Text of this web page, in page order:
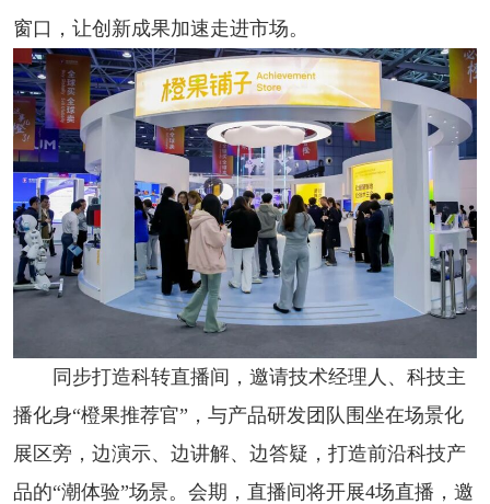
窗口，让创新成果加速走进市场。
同步打造科转直播间，邀请技术经理人、科技主
播化身“橙果推荐官”，与产品研发团队围坐在场景化
展区旁，边演示、边讲解、边答疑，打造前沿科技产
品的“潮体验”场景。会期，直播间将开展4场直播，邀